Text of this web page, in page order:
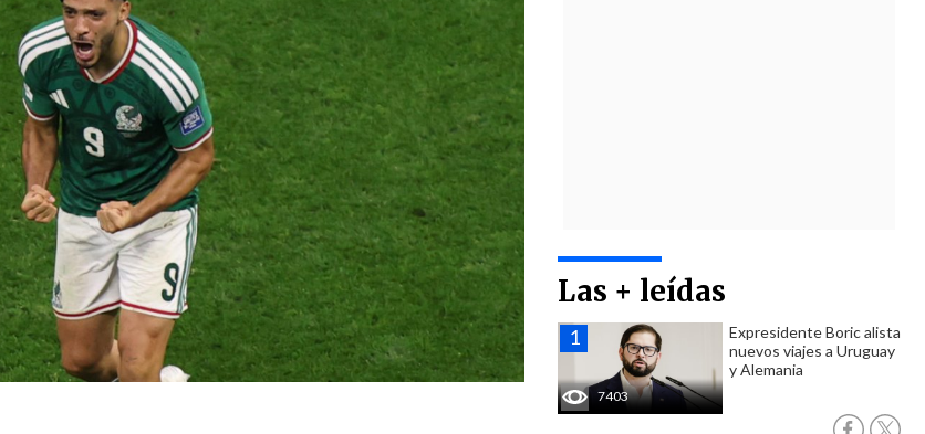
Las + leídas
7403
Expresidente Boric alista
nuevos viajes a Uruguay
y Alemania